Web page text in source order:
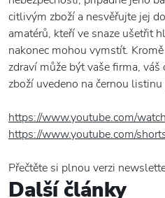
citlivým zboží a nesvěřujte jej
amatérů, kteří ve snaze ušetřit
nakonec mohou vymstít.
zdraví může být vaše firma,
zboží uvedeno na černou
https://www.youtube.com/
https://www.youtube.com/
Přečtěte si plnou verzi
Další články